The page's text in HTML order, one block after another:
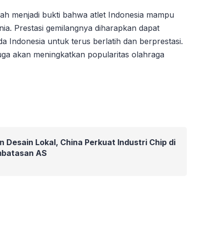
menjadi bukti bahwa atlet Indonesia mampu
Prestasi gemilangnya diharapkan dapat
Indonesia untuk terus berlatih dan berprestasi.
akan meningkatkan popularitas olahraga
Desain Lokal, China Perkuat Industri Chip di
AS